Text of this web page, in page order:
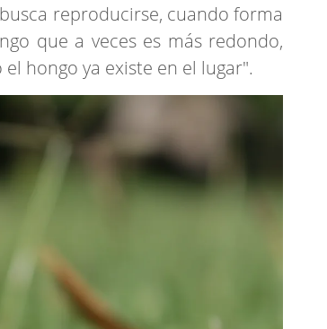
reproducirse, cuando forma
que a veces es más redondo,
hongo ya existe en el lugar".